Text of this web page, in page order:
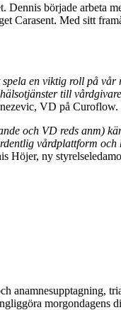
Dennis började arbeta
Carasent. Med sitt
en viktig roll på
till
VD på Curoflow.
och VD reds anm)
vårdplattform
Höjer, ny
anamnesupptagning,
morgondagens